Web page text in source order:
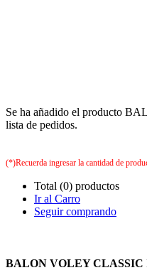
Se ha añadido el producto
lista de pedidos.
(*)Recuerda ingresar la cantidad de
Total (0) productos
Ir al Carro
Seguir comprando
BALON VOLEY